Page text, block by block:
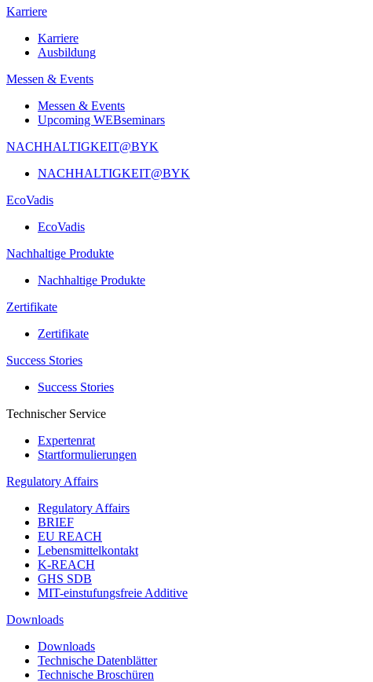
Karriere
Karriere
Ausbildung
Messen & Events
Messen & Events
Upcoming WEBseminars
NACHHALTIGKEIT@BYK
NACHHALTIGKEIT@BYK
EcoVadis
EcoVadis
Nachhaltige Produkte
Nachhaltige Produkte
Zertifikate
Zertifikate
Success Stories
Success Stories
Technischer Service
Expertenrat
Startformulierungen
Regulatory Affairs
Regulatory Affairs
BRIEF
EU REACH
Lebensmittelkontakt
K-REACH
GHS SDB
MIT-einstufungsfreie Additive
Downloads
Downloads
Technische Datenblätter
Technische Broschüren